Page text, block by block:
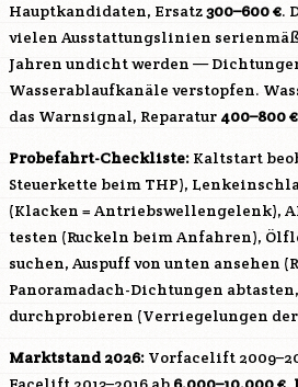
Hauptkandidaten, Ersatz300–600 €.
vielen Ausstattungslinien
Jahren undicht werden —
Wasserablaufkanäle verstopfen.
das Warnsignal, Reparatur 400–800 €
Probefahrt-Checkliste: Kaltstart
Steuerkette beim THP),
(Klacken = Antriebswellengelenk),
testen (Ruckeln beim Anfahren),
suchen, Auspuff von unten ansehen
Panoramadach-Dichtungen
durchprobieren (Verriegelungen
Marktstand 2026: Vorfacelift